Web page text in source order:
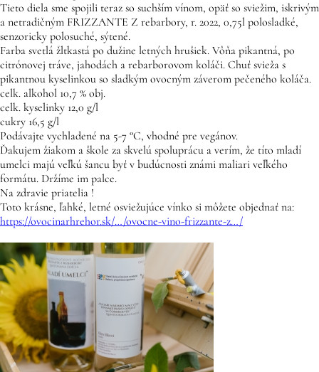
Tieto diela sme spojili teraz so suchším vínom, opäť so sviežim, iskrivým
a netradičným FRIZZANTE Z rebarbory, r. 2022, 0,75l polosladké,
senzoricky polosuché, sýtené.
Farba svetlá žltkastá po dužine letných hrušiek. Vôňa pikantná, po
citrónovej tráve, jahodách a rebarborovom koláči. Chuť svieža s
pikantnou kyselinkou so sladkým ovocným záverom pečeného koláča.
celk. alkohol 10,7 % obj.
celk. kyselinky 12,0 g/l
cukry 16,5 g/l
Podávajte vychladené na 5-7 °C, vhodné pre vegánov.
Ďakujem žiakom a škole za skvelú spoluprácu a verím, že títo mladí
umelci majú veľkú šancu byť v budúcnosti známi maliari veľkého
formátu. Držíme im palce.
Na zdravie priatelia !
Toto krásne, ľahké, letné osviežujúce vínko si môžete objednať na:
https://ovocinarhrehor.sk/…/ovocne-vino-frizzante-z…/